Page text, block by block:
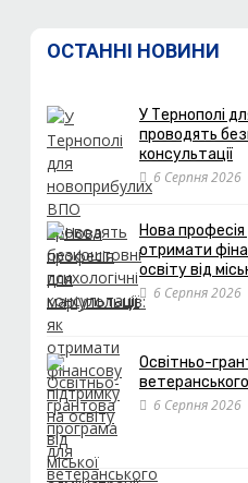
ОСТАННІ НОВИНИ
У Тернополі
проводять
консультації
6 Серпня 2026
Нова професія
отримати
освіту від
6 Серпня 2026
Освітньо-
6 Серпня 2026